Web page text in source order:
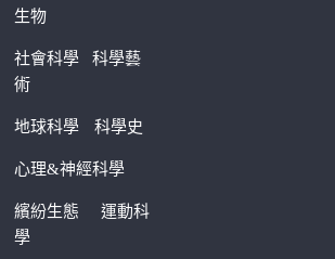
生物
社會科學科學藝
術
地球科學 科學史
心理&神經科學
繽紛生態運動科
學